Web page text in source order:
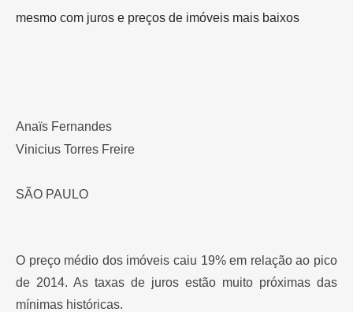
mesmo com juros e preços de imóveis mais baixos
Anaïs Fernandes
Vinicius Torres Freire
SÃO PAULO
O preço médio dos imóveis caiu 19% em relação ao pico
de 2014. As taxas de juros estão muito próximas das
mínimas históricas.